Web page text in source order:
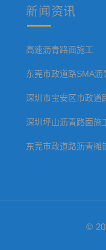
新闻 资讯
高速沥青路面施工
东莞市政道路SMA沥
深圳市宝安区市政道
深圳坪山沥青路面施
东莞市政道路沥青摊
©